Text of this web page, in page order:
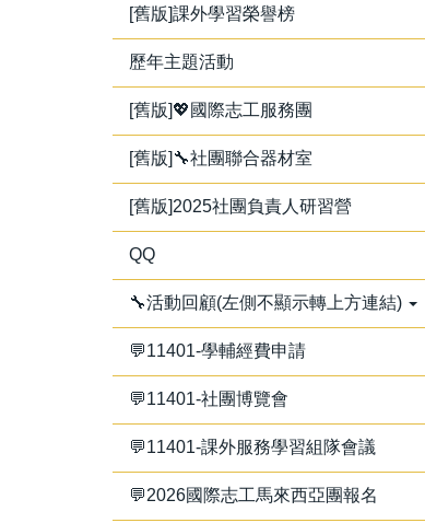
[舊版]課外學習榮譽榜
歷年主題活動
[舊版]💖國際志工服務團
[舊版]🔧社團聯合器材室
[舊版]2025社團負責人研習營
QQ
🔧活動回顧(左側不顯示轉上方連結)
💬11401-學輔經費申請
💬11401-社團博覽會
💬11401-課外服務學習組隊會議
💬2026國際志工馬來西亞團報名